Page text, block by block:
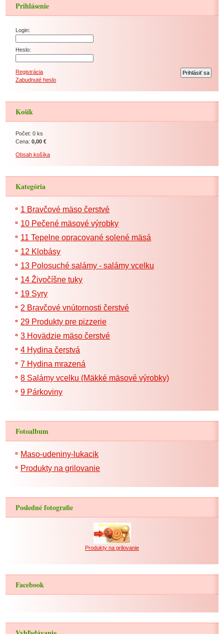
Prihlásenie
Login:
Heslo:
Registrácia
Zabudnuté heslo
Košík
Počet: 0 ks
Cena:0,00 €
Obsah košíka
Kategória
1 Bravčové mäso čerstvé
10 Pečené mäsové výrobky
11 Tepelne opracované solené mäsá
12 Klobásy
13 Polosuché salámy - salámy vcelku
14 Živočíšne tuky
19 Syry
2 Bravčové vnútornosti čerstvé
29 Produkty pre pizzerie
3 Hovädzie mäso čerstvé
4 Hydina čerstvá
7 Hydina mrazená
8 Salámy vcelku (Mäkké mäsové výrobky)
9 Párkoviny
Fotoalbum
Maso-udeniny-lukacik
Produkty na grilovanie
Posledné fotografie
Produkty na grilovanie
Facebook